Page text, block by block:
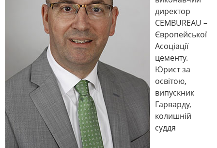
директор
CEMBUREAU –
Європейської
Асоціації
цементу.
Юрист за
освітою,
випускник
Гарварду,
колишній
суддя